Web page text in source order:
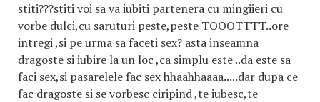
stiti???stiti voi sa va iubiti partenera cu mingiieri cu
vorbe dulci,cu saruturi peste,peste TOOOTTTT..ore
intregi ,si pe urma sa faceti sex? asta inseamna
dragoste si iubire la un loc ,ca simplu este ..da este sa
faci sex,si pasarelele fac sex hhaahhaaaa.....dar dupa ce
fac dragoste si se vorbesc ciripind ,te iubesc,te